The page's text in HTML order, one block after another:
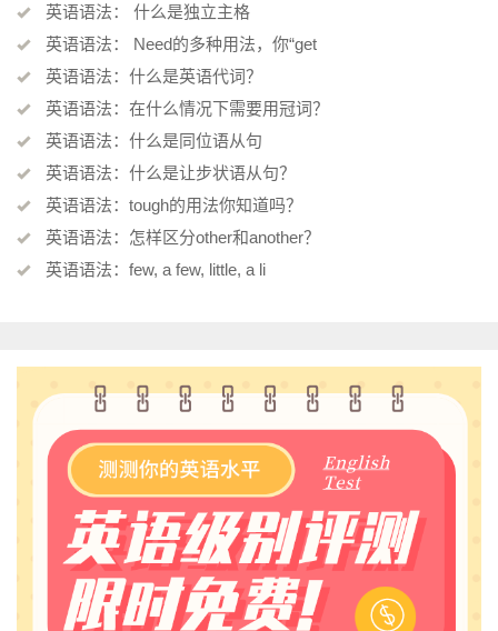
英语语法： 什么是独立主格
英语语法： Need的多种用法，你“get
英语语法：什么是英语代词？
英语语法：在什么情况下需要用冠词？
英语语法：什么是同位语从句
英语语法：什么是让步状语从句？
英语语法：tough的用法你知道吗？
英语语法：怎样区分other和another？
英语语法：few, a few, little, a li